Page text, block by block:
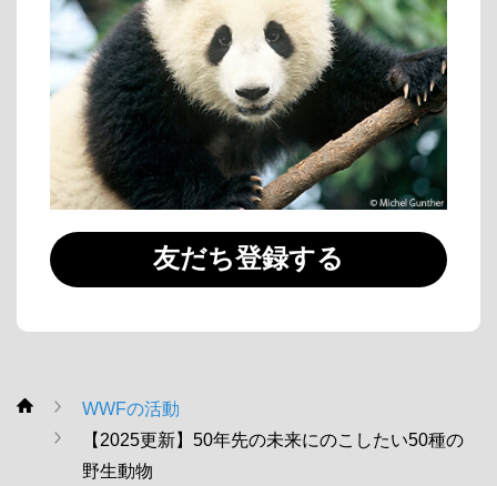
友だち登録する
WWF
WWFの活動
【2025更新】50年先の未来にのこしたい50種の
野生動物